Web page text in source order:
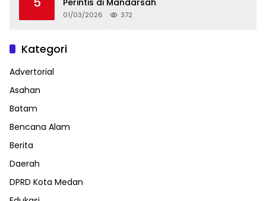
01/03/2026 372
Kategori
Advertorial
Asahan
Batam
Bencana Alam
Berita
Daerah
DPRD Kota Medan